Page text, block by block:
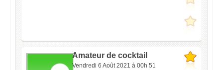
Amateur de cocktail
Vendredi 6 Août 2021 à 00h 51